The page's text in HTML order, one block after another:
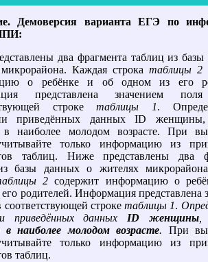
Демоверсия варианта ЕГЭ по
два фрагмента таблиц из
Каждая строка таблицы 2
о ребёнке и об одном из его
представлена значением
строке таблицы 1.
приведённых данных ID женщины,
в наиболее молодом возрасте. При
только информацию из
таблиц. Ниже представлены два
базы данных о жителях
2 содержит информацию о
родителей. Информация представлена
строке таблицы 1.
приведённых данных ID женщины
в наиболее молодом возрасте. При
только информацию из
таблиц.